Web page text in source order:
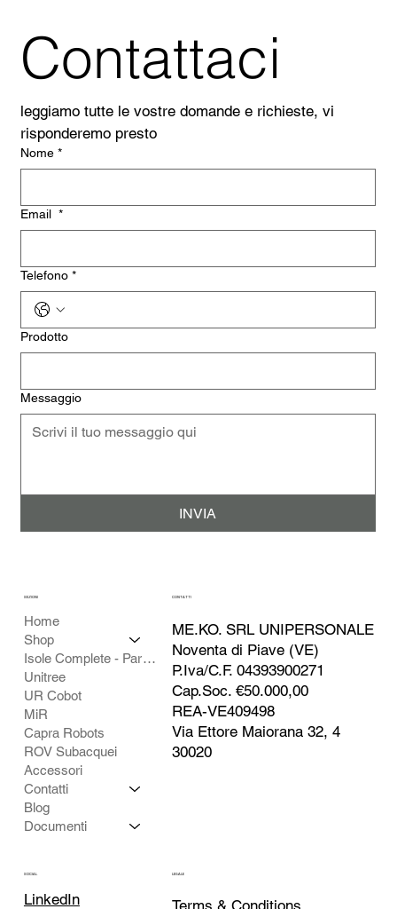
Contattaci
leggiamo tutte le vostre domande e richieste, vi
risponderemo presto
Nome *
Email *
Telefono *
Prodotto
Messaggio
INVIA
SEZIONI
Home
Shop
Isole Complete - Partner
Unitree
UR Cobot
MiR
Capra Robots
ROV Subacquei
Accessori
Contatti
Blog
Documenti
LEGALE
SOCIAL
LinkedIn
CONTATTI
ME.KO. SRL UNIPERSONALE
Via Ettore Maiorana 32, 4
30020
Noventa di Piave (VE)
P.Iva/C.F. 04393900271
Cap.Soc. €50.000,00
REA-VE409498